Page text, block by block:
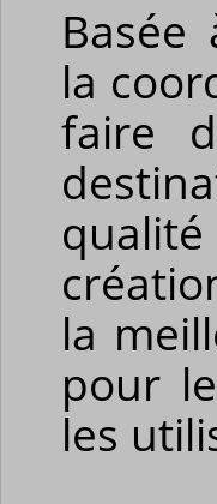
Basée
la
faire
la
pour
les